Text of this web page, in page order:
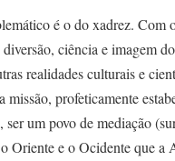
é o do xadrez. Com
diversão, ciência e imagem
realidades culturais e
missão, profeticamente
ser um povo de mediação
Oriente e o Ocidente que a